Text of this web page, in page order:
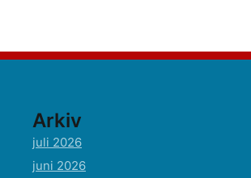
Arkiv
juli 2026
juni 2026